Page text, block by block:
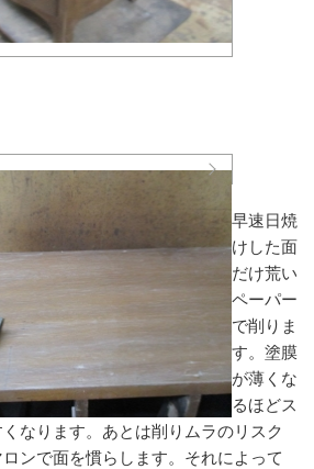
早速日焼
けした面
だけ荒い
ペーパー
で削りま
す。塗膜
が薄くな
るほどス
なります。あとは削りムラのリスク
ンで面を慣らします。それによって